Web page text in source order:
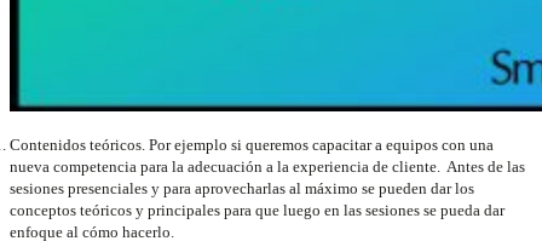
Contenidos teóricos. Por ejemplo si queremos capacitar a equipos con una
nueva competencia para la adecuación a la experiencia de cliente. Antes de las
sesiones presenciales y para aprovecharlas al máximo se pueden dar los
conceptos teóricos y principales para que luego en las sesiones se pueda dar
enfoque al cómo hacerlo.